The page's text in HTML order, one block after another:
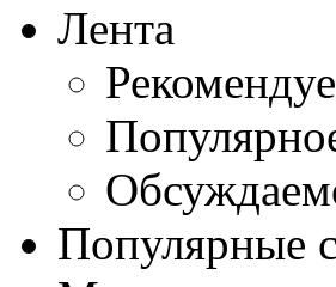
Лента
Популярные